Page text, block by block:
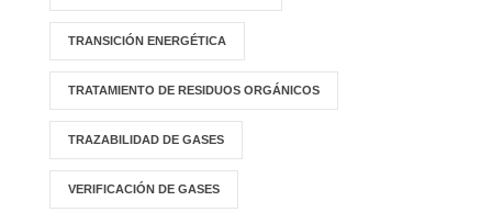
TRANSICIÓN ENERGÉTICA
TRATAMIENTO DE RESIDUOS ORGÁNICOS
TRAZABILIDAD DE GASES
VERIFICACIÓN DE GASES